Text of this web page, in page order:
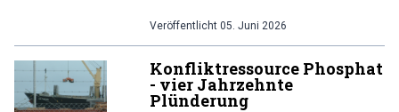
Veröffentlicht 05. Juni 2026
Konfliktressource Phosphat
- vier Jahrzehnte
Plünderung